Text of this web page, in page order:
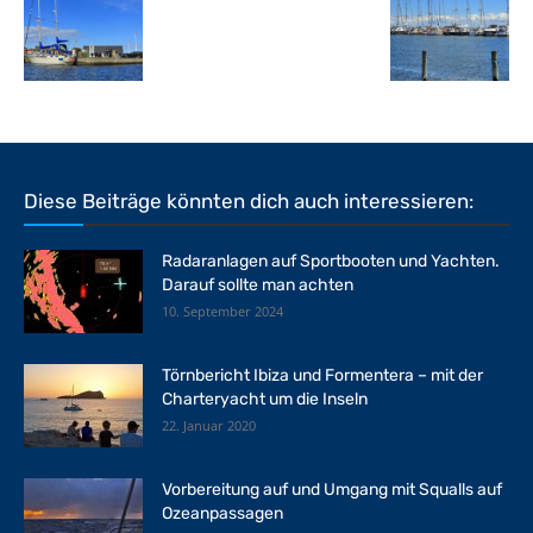
Diese Beiträge könnten dich auch interessieren:
Radaranlagen auf Sportbooten und Yachten.
Darauf sollte man achten
10. September 2024
Törnbericht Ibiza und Formentera – mit der
Charteryacht um die Inseln
22. Januar 2020
Vorbereitung auf und Umgang mit Squalls auf
Ozeanpassagen